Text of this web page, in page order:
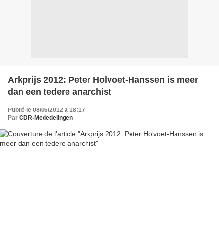
Arkprijs 2012: Peter Holvoet-Hanssen is meer
dan een tedere anarchist
Publié le 08/06/2012 à 18:17
Par CDR-Mededelingen